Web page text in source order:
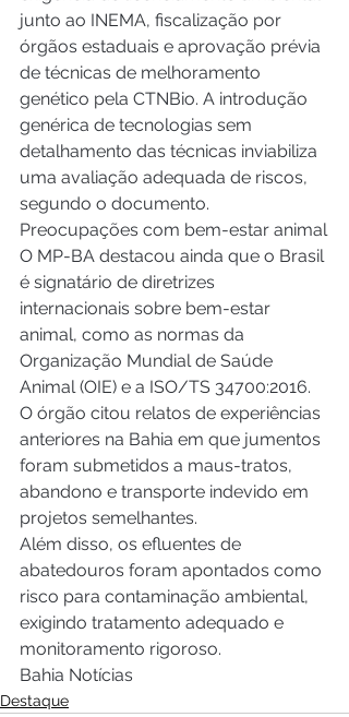
junto ao INEMA, fiscalização por
órgãos estaduais e aprovação prévia
de técnicas de melhoramento
genético pela CTNBio. A introdução
genérica de tecnologias sem
detalhamento das técnicas inviabiliza
uma avaliação adequada de riscos,
segundo o documento.
Preocupações com bem-estar animal
O MP-BA destacou ainda que o Brasil
é signatário de diretrizes
internacionais sobre bem-estar
animal, como as normas da
Organização Mundial de Saúde
Animal (OIE) e a ISO/TS 34700:2016.
O órgão citou relatos de experiências
anteriores na Bahia em que jumentos
foram submetidos a maus-tratos,
abandono e transporte indevido em
projetos semelhantes.
Além disso, os efluentes de
abatedouros foram apontados como
risco para contaminação ambiental,
exigindo tratamento adequado e
monitoramento rigoroso.
Bahia Notícias
Destaque